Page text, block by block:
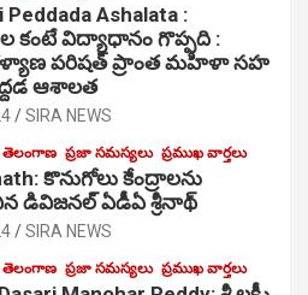
Peddada Ashalata :
కంటే విద్యాధానం గొప్పది :
పరిషత్ ప్రాంత మహిళా సహ
ఆశాలత
SIRA NEWS
తెలంగాణ ప్రజా సమస్యలు ప్రముఖ వార్తలు
కొనుగోలు కేంద్రాల‌ను
డివిజనల్ ఏడీఏ శ్రీనాథ్
SIRA NEWS
తెలంగాణ ప్రజా సమస్యలు ప్రముఖ వార్తలు